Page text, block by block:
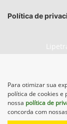
Política de
No
salva vidas.
Para otimizar sua
política de cookies e
nossa política de
concorda com